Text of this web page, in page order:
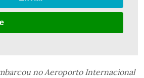
no Aeroporto Internacional